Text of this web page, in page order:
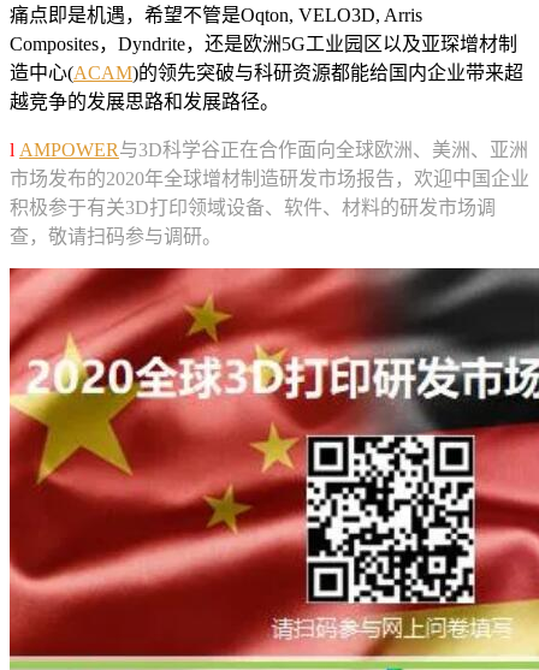
痛点即是机遇，希望不管是Oqton, VELO3D, Arris
Composites，Dyndrite，还是欧洲5G工业园区以及亚琛增材制
造中心(ACAM)的领先突破与科研资源都能给国内企业带来超
越竞争的发展思路和发展路径。
l AMPOWER与3D科学谷正在合作面向全球欧洲、美洲、亚洲
市场发布的2020年全球增材制造研发市场报告，欢迎中国企业
积极参于有关3D打印领域设备、软件、材料的研发市场调
查，敬请扫码参与调研。